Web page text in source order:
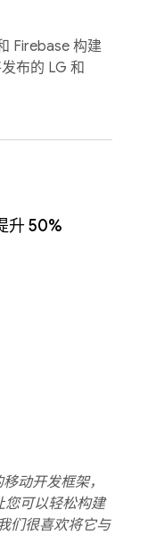
Firebase 构建
布的 LG 和
升 50%
动开发框架，
可以轻松构建
们很喜欢将它与